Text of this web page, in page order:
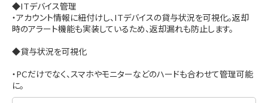
◆ITデバイス管理
・アカウント情報に紐付けし、ITデバイスの貸与状況を可視化。返却
時のアラート機能も実装しているため、返却漏れも防止します。
◆貸与状況を可視化
・PCだけでなく、スマホやモニターなどのハードも合わせて管理可能
に。